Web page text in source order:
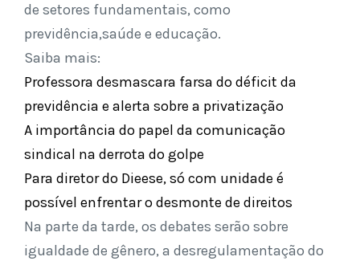
de setores fundamentais, como
previdência,saúde e educação.
Saiba mais:
Professora desmascara farsa do déficit da
previdência e alerta sobre a privatização
A importância do papel da comunicação
sindical na derrota do golpe
Para diretor do Dieese, só com unidade é
possível enfrentar o desmonte de direitos
Na parte da tarde, os debates serão sobre
igualdade de gênero, a desregulamentação do